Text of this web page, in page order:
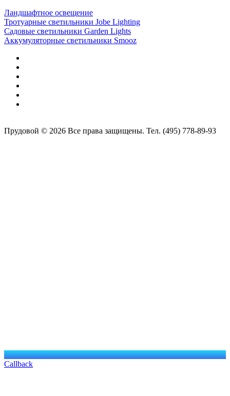
Ландшафтное освещение
Тротуарные светильники Jobe Lighting
Садовые светильники Garden Lights
Аккумуляторные светильники Smooz
Прудовой © 2026 Все права защищены. Тел. (495) 778-89-93
Callback